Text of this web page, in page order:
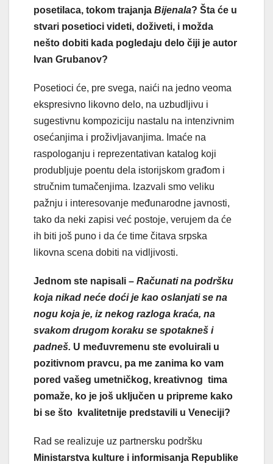
posetilaca, tokom trajanja Bijenala? Šta će u
stvari posetioci videti, doživeti, i možda
nešto dobiti kada pogledaju delo čiji je autor
Ivan Grubanov?
Posetioci će, pre svega, naići na jedno veoma
ekspresivno likovno delo, na uzbudljivu i
sugestivnu kompoziciju nastalu na intenzivnim
osećanjima i proživljavanjima. Imaće na
raspologanju i reprezentativan katalog koji
produbljuje poentu dela istorijskom građom i
stručnim tumačenjima. Izazvali smo veliku
pažnju i interesovanje međunarodne javnosti,
tako da neki zapisi već postoje, verujem da će
ih biti još puno i da će time čitava srpska
likovna scena dobiti na vidljivosti.
Jednom ste napisali – Računati na podršku
koja nikad neće doći je kao oslanjati se na
nogu koja je, iz nekog razloga kraća, na
svakom drugom koraku se spotakneš i
padneš. U međuvremenu ste evoluirali u
pozitivnom pravcu, pa me zanima ko vam
pored vašeg umetničkog, kreativnog tima
pomaže, ko je još uključen u pripreme kako
bi se što kvalitetnije predstavili u Veneciji?
Rad se realizuje uz partnersku podršku
Ministarstva kulture i informisanja Republike